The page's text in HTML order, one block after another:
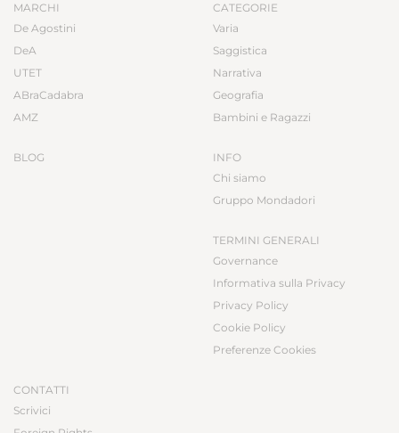
MARCHI
De Agostini
DeA
UTET
ABraCadabra
AMZ
BLOG
CATEGORIE
Varia
Saggistica
Narrativa
Geografia
Bambini e Ragazzi
INFO
Chi siamo
Gruppo Mondadori
TERMINI GENERALI
Governance
Informativa sulla Privacy
Privacy Policy
Cookie Policy
Preferenze Cookies
CONTATTI
Scrivici